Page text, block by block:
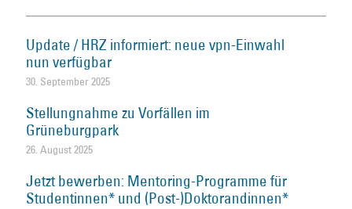
Update / HRZ informiert: neue vpn-Einwahl
nun verfügbar
30. September 2025
Stellungnahme zu Vorfällen im
Grüneburgpark
26. August 2025
Jetzt bewerben: Mentoring-Programme für
Studentinnen* und (Post-)Doktorandinnen*